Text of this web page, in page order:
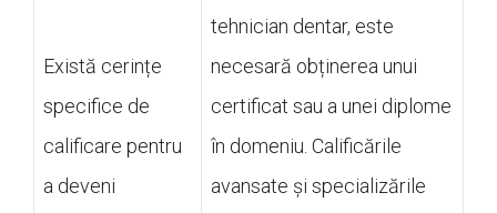
Există cerințe
specifice de
calificare pentru
a deveni
tehnician dentar, este
necesară obținerea unui
certificat sau a unei diplome
în domeniu. Calificările
avansate și specializările